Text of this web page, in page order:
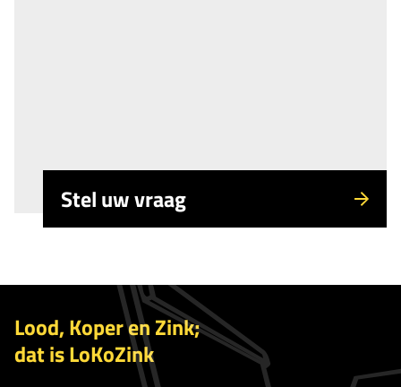
Stel uw vraag
Lood, Koper en Zink;
dat is LoKoZink